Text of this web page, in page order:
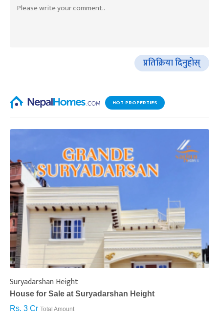
प्रतिक्रिया दिनुहोस्
HOT PROPERTIES
Suryadarshan Height
House for Sale at Suryadarshan Height
Rs. 3 Cr Total Amount